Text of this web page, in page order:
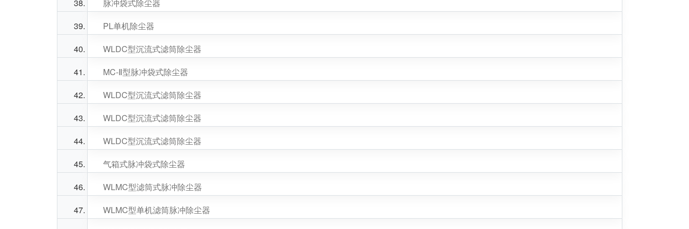
脉冲袋式除尘器
PL单机除尘器
WLDC型沉流式滤筒除尘器
MC-Ⅱ型脉冲袋式除尘器
WLDC型沉流式滤筒除尘器
WLDC型沉流式滤筒除尘器
WLDC型沉流式滤筒除尘器
气箱式脉冲袋式除尘器
WLMC型滤筒式脉冲除尘器
WLMC型单机滤筒脉冲除尘器